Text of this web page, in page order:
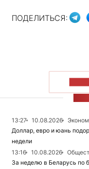
ПОДЕЛИТЬСЯ:
13:27 10.08.2026
Доллар, евро и юань
недели
13:16
10.08.2026
За неделю в Беларусь по